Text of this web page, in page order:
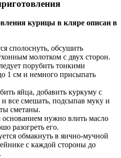
курицы в кляре описан в
сполоснуть, обсушить
молотком с двух сторон.
порубить тонкими
1 см и немного присыпать
яйца, добавить куркуму с
все смешать, подсыпав муку и
сметаны.
нужно влить масло
разогреть его.
обмакнуть в яично-мучной
с каждой стороны до